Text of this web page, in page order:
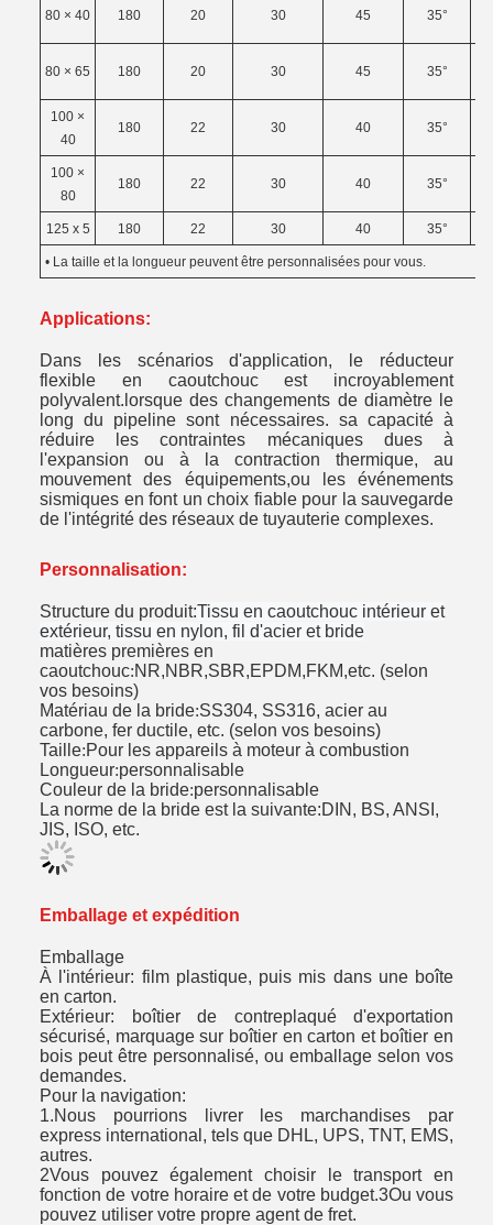
80 × 40 180 20 30 45 35°
80 × 65 180 20 30 45 35°
100 ×
40
180 22 30 40 35°
100 ×
80
180 22 30 40 35°
125 x 5 180 22 30 40 35°
• La taille et la longueur peuvent être personnalisées pour vous.
Applications:
Dans les scénarios d'application, le réducteur
flexible en caoutchouc est incroyablement
polyvalent.lorsque des changements de diamètre le
long du pipeline sont nécessaires. sa capacité à
réduire les contraintes mécaniques dues à
l'expansion ou à la contraction thermique, au
mouvement des équipements,ou les événements
sismiques en font un choix fiable pour la sauvegarde
de l'intégrité des réseaux de tuyauterie complexes.
Personnalisation:
Structure du produit:Tissu en caoutchouc intérieur et
extérieur, tissu en nylon, fil d'acier et bride
matières premières en
caoutchouc:NR,NBR,SBR,EPDM,FKM,etc. (selon
vos besoins)
Matériau de la bride:SS304, SS316, acier au
carbone, fer ductile, etc. (selon vos besoins)
Taille:Pour les appareils à moteur à combustion
Longueur:personnalisable
Couleur de la bride:personnalisable
La norme de la bride est la suivante:DIN, BS, ANSI,
JIS, ISO, etc.
Emballage et expédition
Emballage
À l'intérieur: film plastique, puis mis dans une boîte
en carton.
Extérieur: boîtier de contreplaqué d'exportation
sécurisé, marquage sur boîtier en carton et boîtier en
bois peut être personnalisé, ou emballage selon vos
demandes.
Pour la navigation:
1.Nous pourrions livrer les marchandises par
express international, tels que DHL, UPS, TNT, EMS,
autres.
2Vous pouvez également choisir le transport en
fonction de votre horaire et de votre budget.3Ou vous
pouvez utiliser votre propre agent de fret.